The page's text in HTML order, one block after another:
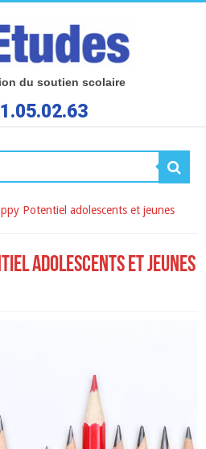
du soutien scolaire
Potentiel adolescents et jeunes
adolescents et jeunes